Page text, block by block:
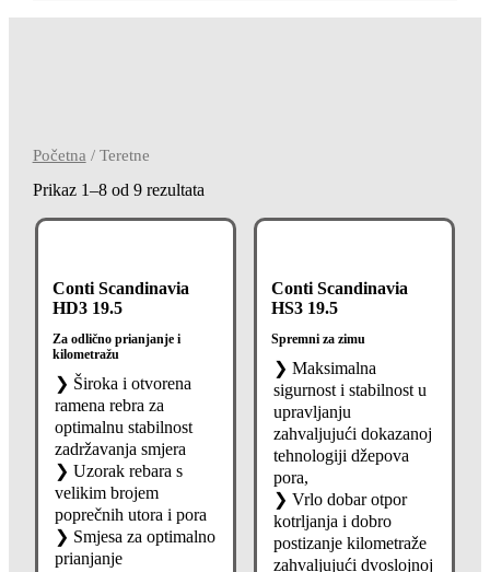
Početna / Teretne
Prikaz 1–8 od 9 rezultata
Conti Scandinavia
HD3 19.5
Za odlično prianjanje i
kilometražu
❯ Široka i otvorena
ramena rebra za
optimalnu stabilnost
zadržavanja smjera
❯ Uzorak rebara s
velikim brojem
poprečnih utora i pora
❯ Smjesa za optimalno
prianjanje
Conti Scandinavia
HS3 19.5
Spremni za zimu
❯ Maksimalna
sigurnost i stabilnost u
upravljanju
zahvaljujući dokazanoj
tehnologiji džepova
pora,
❯ Vrlo dobar otpor
kotrljanja i dobro
postizanje kilometraže
zahvaljujući dvoslojnoj